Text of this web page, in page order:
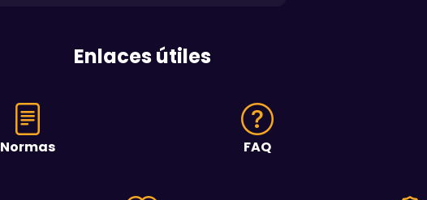
Enlaces útiles
Normas FAQ